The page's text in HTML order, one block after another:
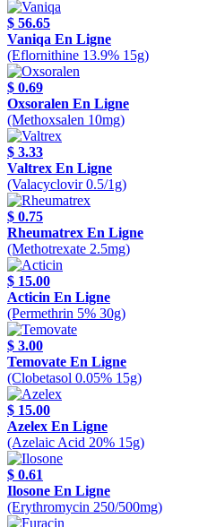
$ 56.65
Vaniqa En Ligne
(Eflornithine 13.9% 15g)
$ 0.69
Oxsoralen En Ligne
(Methoxsalen 10mg)
$ 3.33
Valtrex En Ligne
(Valacyclovir 0.5/1g)
$ 0.75
Rheumatrex En Ligne
(Methotrexate 2.5mg)
$ 15.00
Acticin En Ligne
(Permethrin 5% 30g)
$ 3.00
Temovate En Ligne
(Clobetasol 0.05% 15g)
$ 15.00
Azelex En Ligne
(Azelaic Acid 20% 15g)
$ 0.61
Ilosone En Ligne
(Erythromycin 250/500mg)